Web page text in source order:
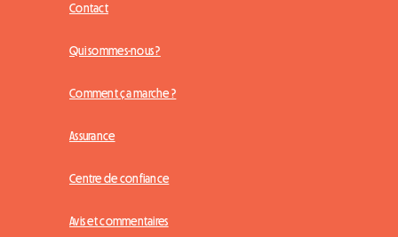
Contact
Qui sommes-nous ?
Comment ça marche ?
Assurance
Centre de confiance
Avis et commentaires